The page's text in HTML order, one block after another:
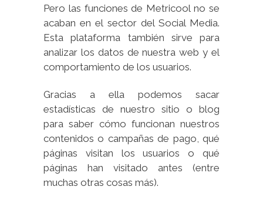
Pero las funciones de Metricool no se
acaban en el sector del Social Media.
Esta plataforma también sirve para
analizar los datos de nuestra web y el
comportamiento de los usuarios.
Gracias a ella podemos sacar
estadísticas de nuestro sitio o blog
para saber cómo funcionan nuestros
contenidos o campañas de pago, qué
páginas visitan los usuarios o qué
páginas han visitado antes (entre
muchas otras cosas más).